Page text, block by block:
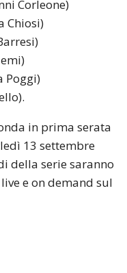
Corleone)
Chiosi)
Poggi)
in prima serata
13 settembre
della serie saranno
e on demand sul